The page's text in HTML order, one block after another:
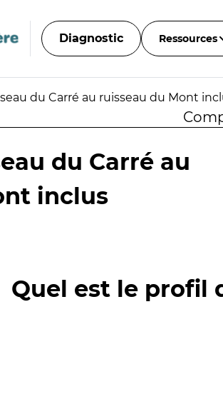
Diagnostic Ressources
du Carré au ruisseau du Mont
du Carré au
inclus
Quel est le profil